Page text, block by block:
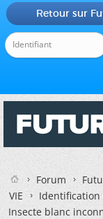
Retour sur
Forum
VIE
Identification
Insecte blanc